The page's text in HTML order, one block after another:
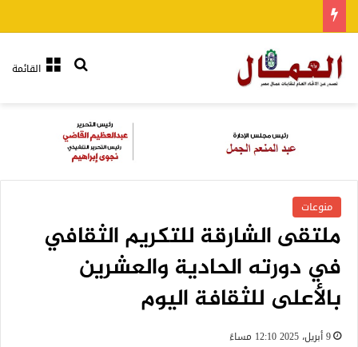
القائمةبحث عن
منوعات
ملتقى الشارقة للتكريم الثقافي
في دورته الحادية والعشرين
بالأعلى للثقافة اليوم
9 أبريل، 2025 12:10 مساءً